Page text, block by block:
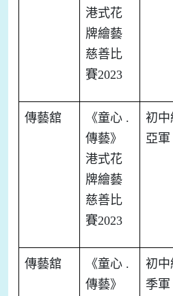
港式花
牌繪藝
慈善比
賽2023
傳藝舘 《童心 .
傳藝》
港式花
牌繪藝
慈善比
賽2023
初中
亞軍
傳藝舘 《童心 .
傳藝》
初中
季軍